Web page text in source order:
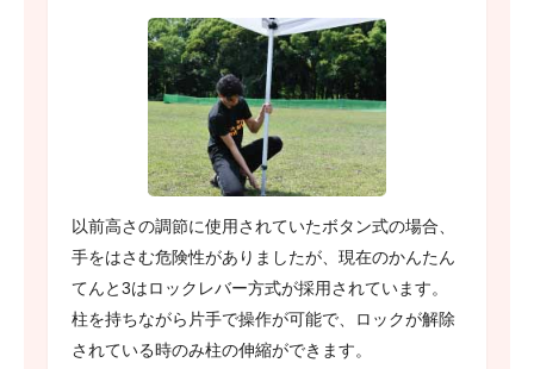
以前高さの調節に使用されていたボタン式の場合、
手をはさむ危険性がありましたが、現在のかんたん
てんと3はロックレバー方式が採用されています。
柱を持ちながら片手で操作が可能で、ロックが解除
されている時のみ柱の伸縮ができます。